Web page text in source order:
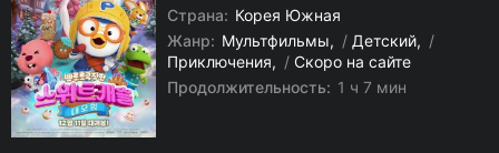
Страна: Корея Южная
Жанр: Мультфильмы / Детский
/
Приключения
/ Скоро на сайте
Продолжительность: 1 ч 7 мин